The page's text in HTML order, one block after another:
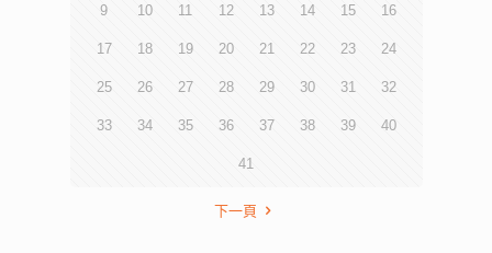
9 10 11 12 13 14 15 16
17 18 19 20 21 22 23 24
25 26 27 28 29 30 31 32
33 34 35 36 37 38 39 40
41
下一頁